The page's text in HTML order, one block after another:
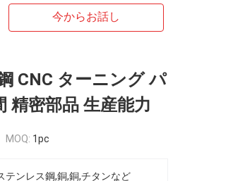
今からお話し
CNC ターニング パ
精密部品 生産能力
MOQ: 1pc
テンレス鋼,銅,銅,チタンなど